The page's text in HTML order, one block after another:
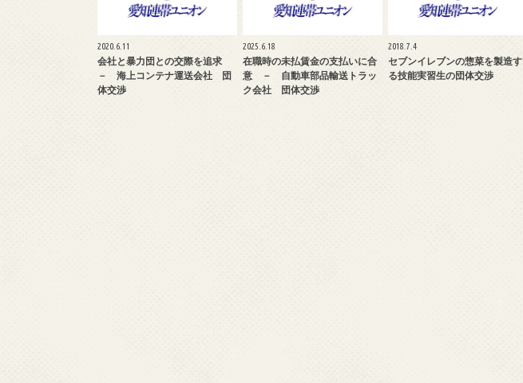
2020.6.11
会社と暴力団との交際を追求
－ 海上コンテナ運送会社 団
体交渉
2025.6.18
在職時の未払賃金の支払いに合
意 － 自動車部品輸送トラッ
ク会社 団体交渉
2018.7.4
セブンイレブンの惣菜を製造す
る技能実習生の団体交渉